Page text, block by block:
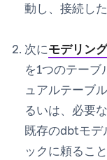
動し、接続し
次にモデリン
を1つのテー
ュアルテーブ
るいは、必要
既存のdbtモデ
ックに頼るこ